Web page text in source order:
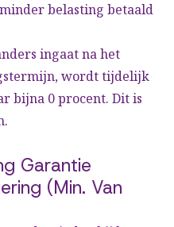
belasting betaald
ingaat na het
wordt tijdelijk
bijna 0 procent. Dit is
Garantie
(Min. Van